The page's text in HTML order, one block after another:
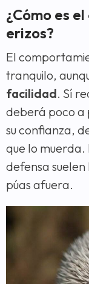
¿Cómo es
erizos?
El
tranquilo,
facilidad. Sí
deberá poco a
su confianza,
que lo muerda.
defensa
púas afuera.